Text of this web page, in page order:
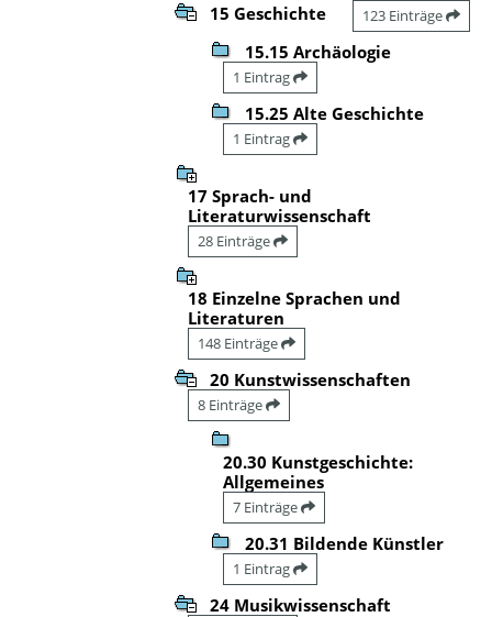
15 Geschichte 123 Einträge
15.15 Archäologie
1 Eintrag
15.25 Alte Geschichte
1 Eintrag
17 Sprach- und
Literaturwissenschaft
28 Einträge
18 Einzelne Sprachen und
Literaturen
148 Einträge
20 Kunstwissenschaften
8 Einträge
20.30 Kunstgeschichte:
Allgemeines
7 Einträge
20.31 Bildende Künstler
1 Eintrag
24 Musikwissenschaft